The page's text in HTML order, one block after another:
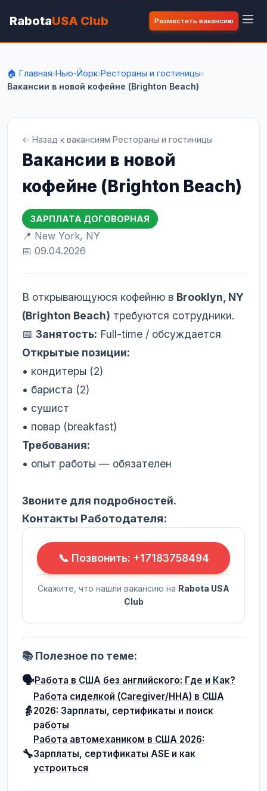
RabotaUSA Club Разместить вакансию
🏠 Главная›Нью-Йорк›Рестораны и гостиницы›
Вакансии в новой кофейне (Brighton Beach)
← Назад к вакансиям Рестораны и гостиницы
Вакансии в новой
кофейне (Brighton Beach)
ЗАРПЛАТА ДОГОВОРНАЯ
📍 New York, NY
📅 09.04.2026
В открывающуюся кофейню в Brooklyn, NY
(Brighton Beach) требуются сотрудники.
📅 Занятость: Full-time / обсуждается
Открытые позиции:
• кондитеры (2)
• бариста (2)
• сушист
• повар (breakfast)
Требования:
• опыт работы — обязателен
Звоните для подробностей.
Контакты Работодателя:
📞 Позвонить: +17183758494
Скажите, что нашли вакансию на Rabota USA
Club
📚 Полезное по теме:
🗣️Работа в США без английского: Где и Как?
👵
Работа сиделкой (Caregiver/HHA) в США
2026: Зарплаты, сертификаты и поиск
работы
🔧
Работа автомехаником в США 2026:
Зарплаты, сертификаты ASE и как
устроиться